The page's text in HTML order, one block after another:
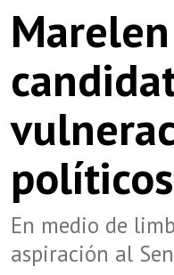
políticos
En medio de
aspiración al